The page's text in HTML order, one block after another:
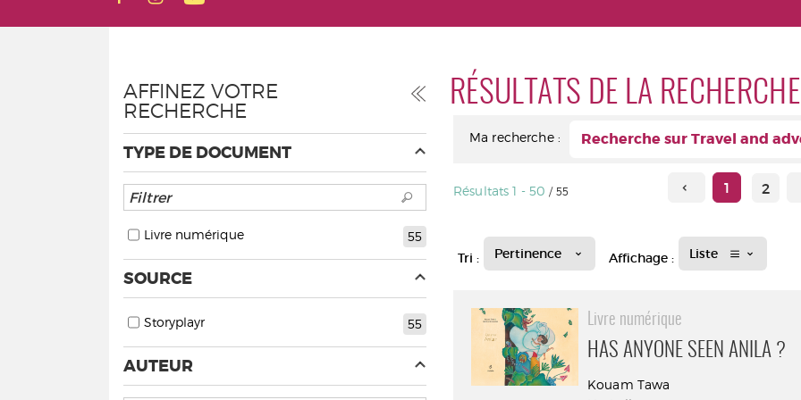
RÉSULTATS DE LA RECHERCHE
Ma recherche : Recherche sur Travel and
Résultats1 - 50 / 55 1 2
Tri : Pertinence Affichage : Liste
Livre numérique
HAS ANYONE SEEN ANILA ?
Kouam Tawa
AFFINEZ VOTRE
RECHERCHE
TYPE DE DOCUMENT
55
Livre numérique
SOURCE
55
Storyplayr
AUTEUR